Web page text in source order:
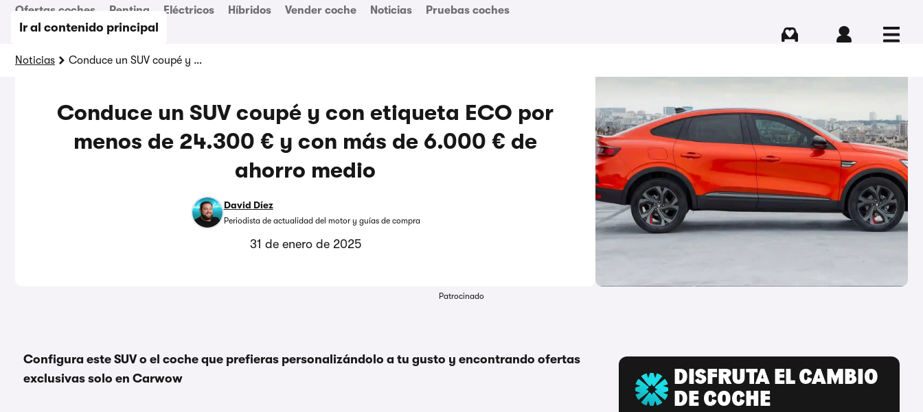
Ir al contenido principal
Ofertas coches Renting Eléctricos Híbridos Vender coche Noticias Pruebas coches
Noticias Conduce un SUV coupé y con etiqueta ECO por menos de 24.300 € y con más de 6.000 € de ahorro medio
Conduce un SUV coupé y con etiqueta ECO por
menos de 24.300 € y con más de 6.000 € de
ahorro medio
David Díez
Periodista de actualidad del motor y guías de compra
31 de enero de 2025
Patrocinado
Configura este SUV o el coche que prefieras personalizándolo a tu gusto y encontrando ofertas
exclusivas solo en Carwow
DISFRUTA EL CAMBIO
DE COCHE